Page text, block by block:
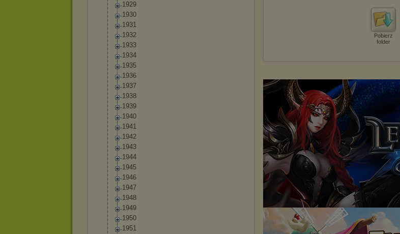
1929
1930
1931
1932
1933
1934
1935
1936
1937
1938
1939
1940
1941
1942
1943
1944
1945
1946
1947
1948
1949
1950
1951
Pobierz
folder